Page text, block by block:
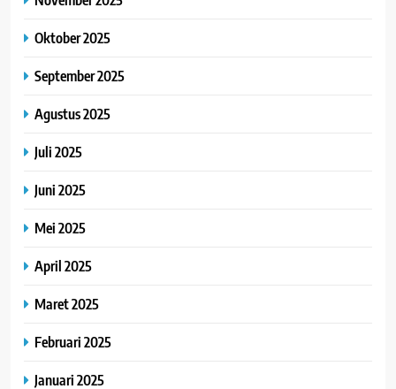
Oktober 2025
September 2025
Agustus 2025
Juli 2025
Juni 2025
Mei 2025
April 2025
Maret 2025
Februari 2025
Januari 2025